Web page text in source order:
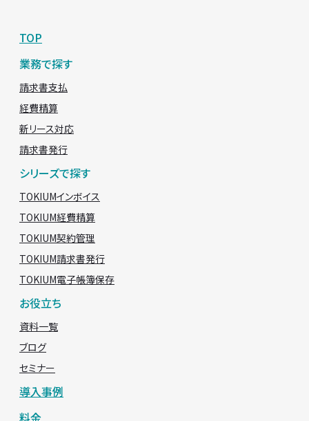
TOP
業務で探す
請求書支払
経費精算
新リース対応
請求書発行
シリーズで探す
TOKIUMインボイス
TOKIUM経費精算
TOKIUM契約管理
TOKIUM請求書発行
TOKIUM電子帳簿保存
お役立ち
資料一覧
ブログ
セミナー
導入事例